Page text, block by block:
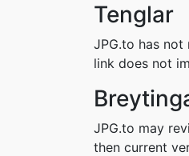
Tenglar
JPG.to has
link does not
JPG.to may
then current